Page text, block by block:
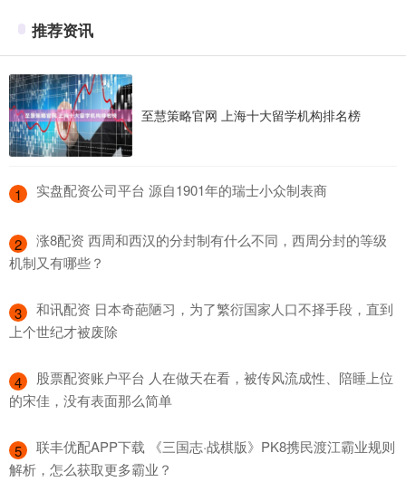
推荐资讯
至慧策略官网 上海十大留学机构排名榜
1 ​实盘配资公司平台 源自1901年的瑞士小众制表商
2
​涨8配资 西周和西汉的分封制有什么不同，西周分封的等级
机制又有哪些？
3
​和讯配资 日本奇葩陋习，为了繁衍国家人口不择手段，直到
上个世纪才被废除
4
​股票配资账户平台 人在做天在看，被传风流成性、陪睡上位
的宋佳，没有表面那么简单
5
​联丰优配APP下载 《三国志·战棋版》PK8携民渡江霸业规则
解析，怎么获取更多霸业？